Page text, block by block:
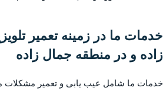
خدمات ما در زمینه تعمیر
زاده و در منطقه جمال زاده
خدمات ما شامل عیب یابی و تعمیر مشکلات